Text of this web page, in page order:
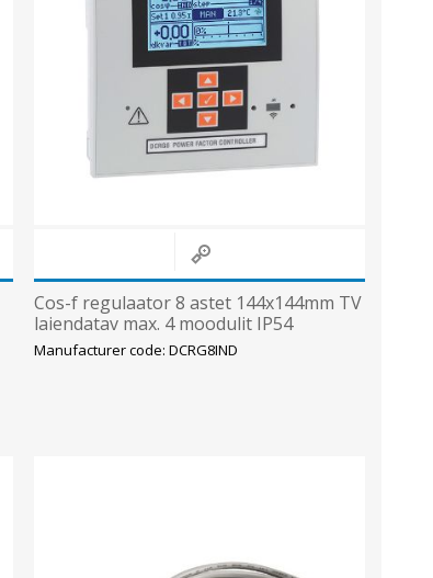
Cos-f regulaator 8 astet 144x144mm TV
laiendatav max. 4 moodulit IP54
Manufacturer code: DCRG8IND